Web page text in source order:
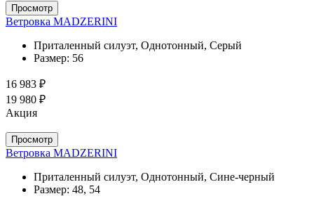
Просмотр
Ветровка MADZERINI
Приталенный силуэт, Однотонный, Серый
Размер: 56
16 983 ₽
19 980 ₽
Акция
Просмотр
Ветровка MADZERINI
Приталенный силуэт, Однотонный, Сине-черный
Размер: 48, 54